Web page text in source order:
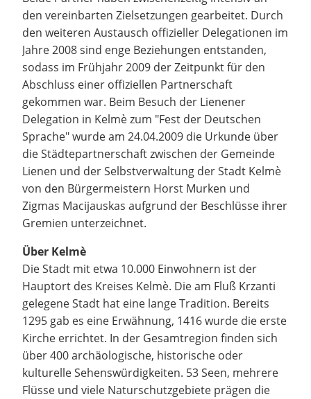
den vereinbarten Zielsetzungen gearbeitet. Durch
den weiteren Austausch offizieller Delegationen im
Jahre 2008 sind enge Beziehungen entstanden,
sodass im Frühjahr 2009 der Zeitpunkt für den
Abschluss einer offiziellen Partnerschaft
gekommen war. Beim Besuch der Lienener
Delegation in Kelmè zum "Fest der Deutschen
Sprache" wurde am 24.04.2009 die Urkunde über
die Städtepartnerschaft zwischen der Gemeinde
Lienen und der Selbstverwaltung der Stadt Kelmè
von den Bürgermeistern Horst Murken und
Zigmas Macijauskas aufgrund der Beschlüsse ihrer
Gremien unterzeichnet.
Über Kelmè
Die Stadt mit etwa 10.000 Einwohnern ist der
Hauptort des Kreises Kelmè. Die am Fluß Krzanti
gelegene Stadt hat eine lange Tradition. Bereits
1295 gab es eine Erwähnung, 1416 wurde die erste
Kirche errichtet. In der Gesamtregion finden sich
über 400 archäologische, historische oder
kulturelle Sehenswürdigkeiten. 53 Seen, mehrere
Flüsse und viele Naturschutzgebiete prägen die